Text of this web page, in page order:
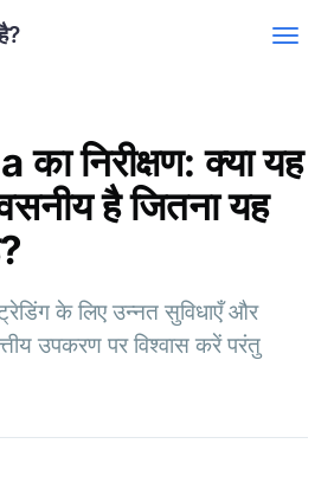
निरीक्षण: क्या यह
है जितना यह
के लिए उन्नत सुविधाएँ और
उपकरण पर विश्वास करें परंतु